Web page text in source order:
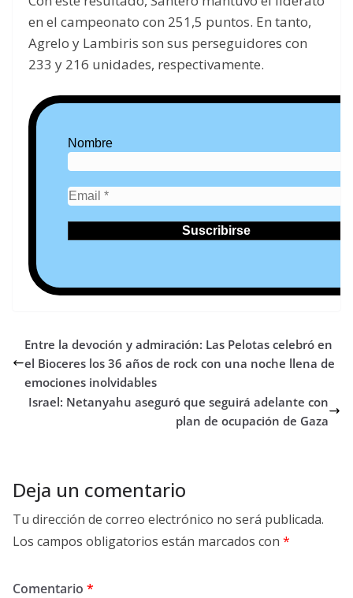
en el campeonato con 251,5 puntos. En tanto,
Agrelo y Lambiris son sus perseguidores con
233 y 216 unidades, respectivamente.
Nombre
Entre la devoción y admiración: Las Pelotas celebró en
el Bioceres los 36 años de rock con una noche llena de
emociones inolvidables
Israel: Netanyahu aseguró que seguirá adelante con
plan de ocupación de Gaza
Deja un comentario
Tu dirección de correo electrónico no será publicada.
Los campos obligatorios están marcados con *
Comentario *